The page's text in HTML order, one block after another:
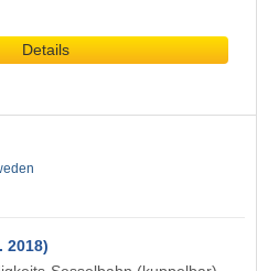
Details
2018)